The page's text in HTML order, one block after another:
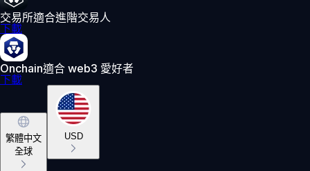
交易所適合進階交易人
下載
Onchain適合 web3 愛好者
下載
繁體中文
全球
USD